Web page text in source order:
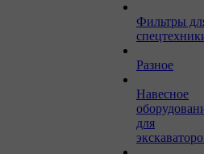
Фильтры
Разное
Навесное
для